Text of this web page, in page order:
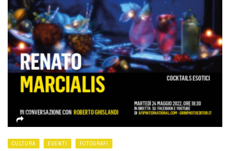
CULTURA EVENTI FOTOGRAFI